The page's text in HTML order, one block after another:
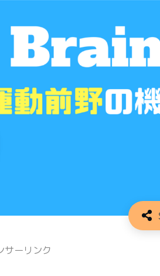
サーリンク